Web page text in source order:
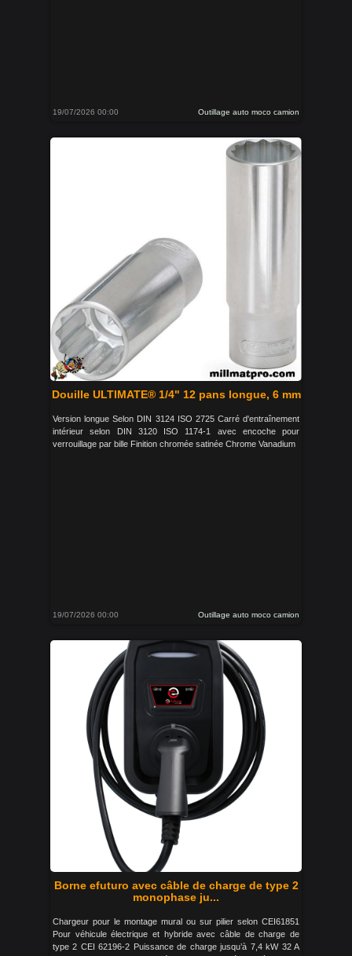
19/07/2026 00:00 Outillage auto moco camion
Douille ULTIMATE® 1/4" 12 pans longue, 6 mm
Version longue Selon DIN 3124 ISO 2725 Carré d'entraînement
intérieur selon DIN 3120 ISO 1174-1 avec encoche pour
verrouillage par bille Finition chromée satinée Chrome Vanadium
19/07/2026 00:00 Outillage auto moco camion
Borne efuturo avec câble de charge de type 2
monophase ju...
Chargeur pour le montage mural ou sur pilier selon CEI61851
Pour véhicule électrique et hybride avec câble de charge de
type 2 CEI 62196-2 Puissance de charge jusqu’à 7,4 kW 32 A